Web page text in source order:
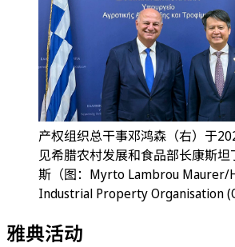
产权组织总干事邓鸿森（右）于
见希腊农村发展和食品部长康斯坦
斯（图：Myrto Lambrou Maurer/
Industrial Property Organisation
雅典活动